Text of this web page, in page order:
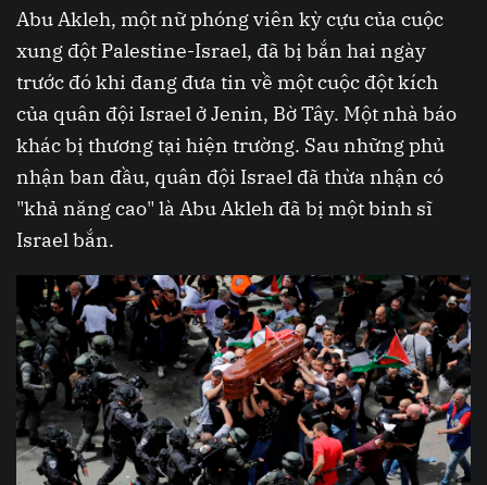
Abu Akleh, một nữ phóng viên kỳ cựu của cuộc
xung đột Palestine-Israel, đã bị bắn hai ngày
trước đó khi đang đưa tin về một cuộc đột kích
của quân đội Israel ở Jenin, Bờ Tây. Một nhà báo
khác bị thương tại hiện trường. Sau những phủ
nhận ban đầu, quân đội Israel đã thừa nhận có
"khả năng cao" là Abu Akleh đã bị một binh sĩ
Israel bắn.